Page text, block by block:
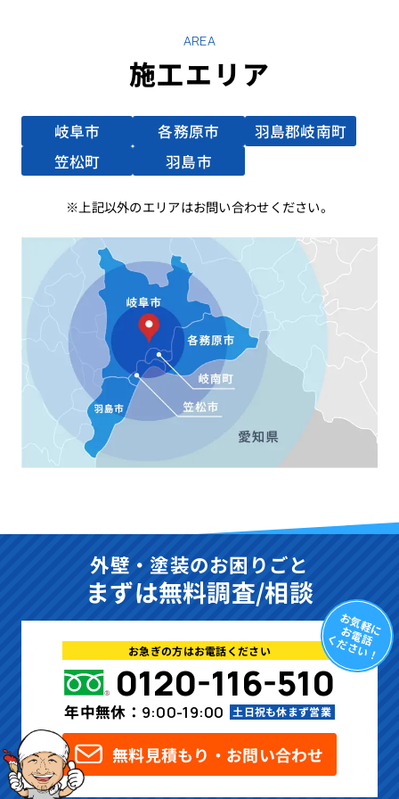
AREA
施工エリア
岐阜市 各務原市
羽島郡岐南町
笠松町
羽島市
上記以外のエリアはお問い合わせください。
外壁・塗装のお困りごと
まずは無料調査/相談
お気軽に
お電話
ください！
お急ぎの方はお電話ください
0120-116-510
年中無休： 9:00-19:00 土日祝も休まず営業
無料見積もり・お問い合わせ